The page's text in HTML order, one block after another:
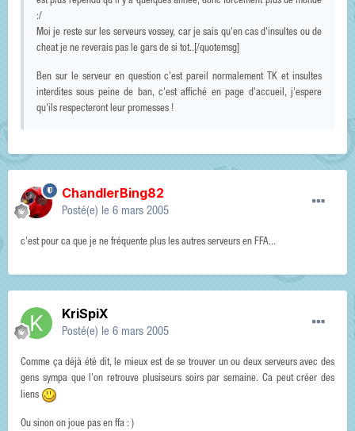
:/
Moi je reste sur les serveurs vossey, car je sais qu'en cas d'insultes ou de
cheat je ne reverais pas le gars de si tot..[/quotemsg]
Ben sur le serveur en question c'est pareil normalement TK et insultes
interdites sous peine de ban, c'est affiché en page d'accueil, j'espere
qu'ils respecteront leur promesses !
ChandlerBing82
Posté(e) le 6 mars 2005
c'est pour ca que je ne fréquente plus les autres serveurs en FFA...
KriSpiX
Posté(e) le 6 mars 2005
Comme ça déjà été dit, le mieux est de se trouver un ou deux serveurs avec des
gens sympa que l'on retrouve plusiseurs soirs par semaine. Ca peut créer des
liens
Ou sinon on joue pas en ffa : )